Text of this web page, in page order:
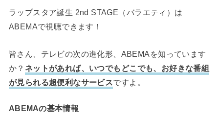
ラップスタア誕生 2nd STAGE（バラエティ）は
ABEMAで視聴できます！
皆さん、テレビの次の進化形、ABEMAを知っています
か？ ネットがあれば、いつでもどこでも、お好きな番組
が見られる超便利なサービスですよ。
ABEMAの基本情報